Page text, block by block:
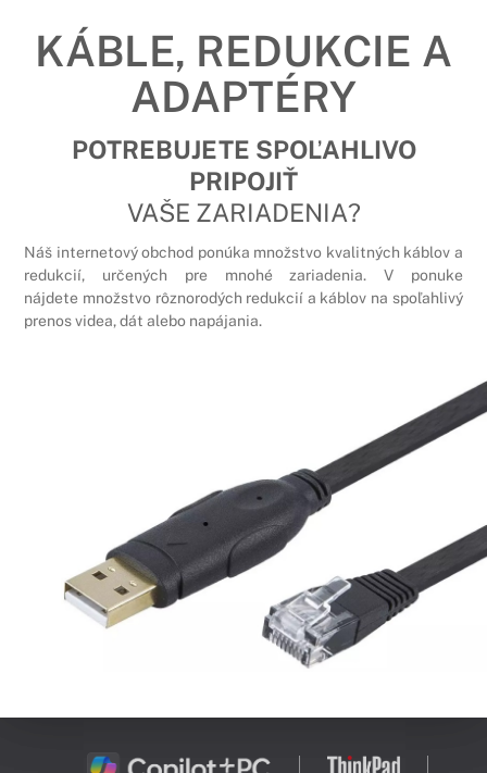
KÁBLE, REDUKCIE A
ADAPTÉRY
POTREBUJETE SPOĽAHLIVO
PRIPOJIŤ
VAŠE ZARIADENIA?
Náš internetový obchod ponúka množstvo kvalitných káblov a
redukcií, určených pre mnohé zariadenia. V ponuke
nájdete množstvo rôznorodých redukcií a káblov na spoľahlivý
prenos videa, dát alebo napájania.